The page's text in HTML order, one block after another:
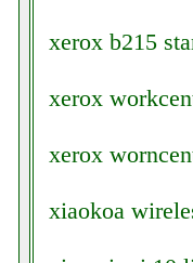
xerox b215
xerox
xerox
xiaokoa